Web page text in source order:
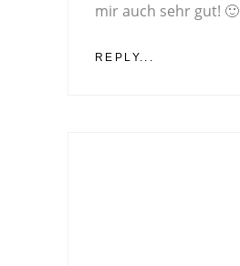
mir auch sehr gut! 🙂
REPLY...